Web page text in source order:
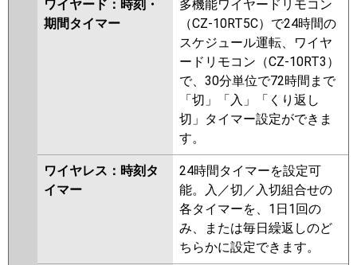
ワイヤード：時刻・
期間タイマー
多機能ワイヤードリモコン
（CZ-10RT5C）で24時間の
スケジュール運転、ワイヤ
ードリモコン（CZ-10RT3）
で、30分単位で72時間まで
「切」「入」「くり返し
切」タイマー設定ができま
す。
ワイヤレス：時刻タ
イマー
24時間タイマーを設定可
能。入／切／入切組合せの
各タイマーを、1日1回の
み、または毎日繰返しのど
ちらかに設定できます。